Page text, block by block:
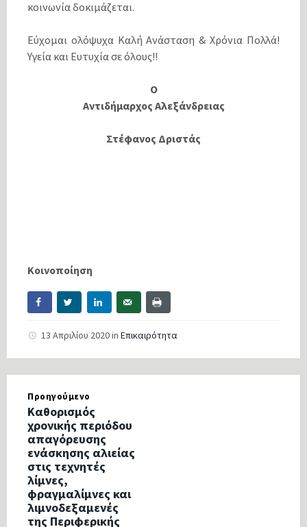
κοινωνία δοκιμάζεται.
Εύχομαι ολόψυχα Καλή Ανάσταση & Χρόνια Πολλά!
Υγεία και Ευτυχία σε όλους!!
Ο
Αντιδήμαρχος Αλεξάνδρειας
Στέφανος Δριστάς
Κοινοποίηση
13 Απριλίου 2020in Επικαιρότητα
Προηγούμενο
Καθορισμός
χρονικής περιόδου
απαγόρευσης
ενάσκησης αλιείας
στις τεχνητές
λίμνες,
φραγμαλίμνες και
λιμνοδεξαμενές
της Περιφερικής